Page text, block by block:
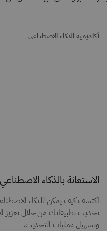
أكاديمية الذكاء الاصطناعي
الاستعانة بالذكاء
اكتشف كيف يمكن للذكاء
تحديث تطبيقاتك من خلال تعزيز
وتسهيل عمليات التحديث.